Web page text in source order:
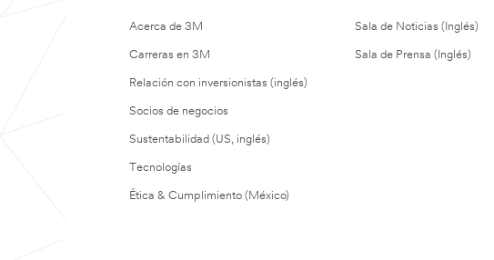
Acerca de 3M
Carreras en 3M
Relación con inversionistas (inglés)
Socios de negocios
Sustentabilidad (US, inglés)
Tecnologías
Ética & Cumplimiento (México)
Sala de Noticias (Inglés)
Sala de Prensa (Inglés)